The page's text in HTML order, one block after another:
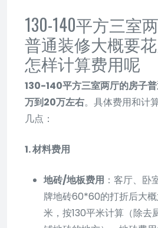
130-140平方三室
普通装修大概要
怎样计算费用呢
130-140平方三室两厅的房子
万到20万左右。具体费用和计
几点：
1. 材料费用
地砖/地板费用 ：客厅、卧
牌地砖60*60的打折后大
米，按130平米计算（除去